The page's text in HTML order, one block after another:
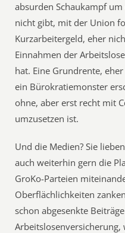
absurden Schaukampf
nicht gibt, mit der Union
Kurzarbeitergeld, eher
Einnahmen der
hat. Eine Grundrente,
ein Bürokratiemonster
ohne, aber erst recht mit
umzusetzen ist.
Und die Medien? Sie
auch weiterhin gern die
GroKo-Parteien
Oberflächlichkeiten
schon abgesenkte